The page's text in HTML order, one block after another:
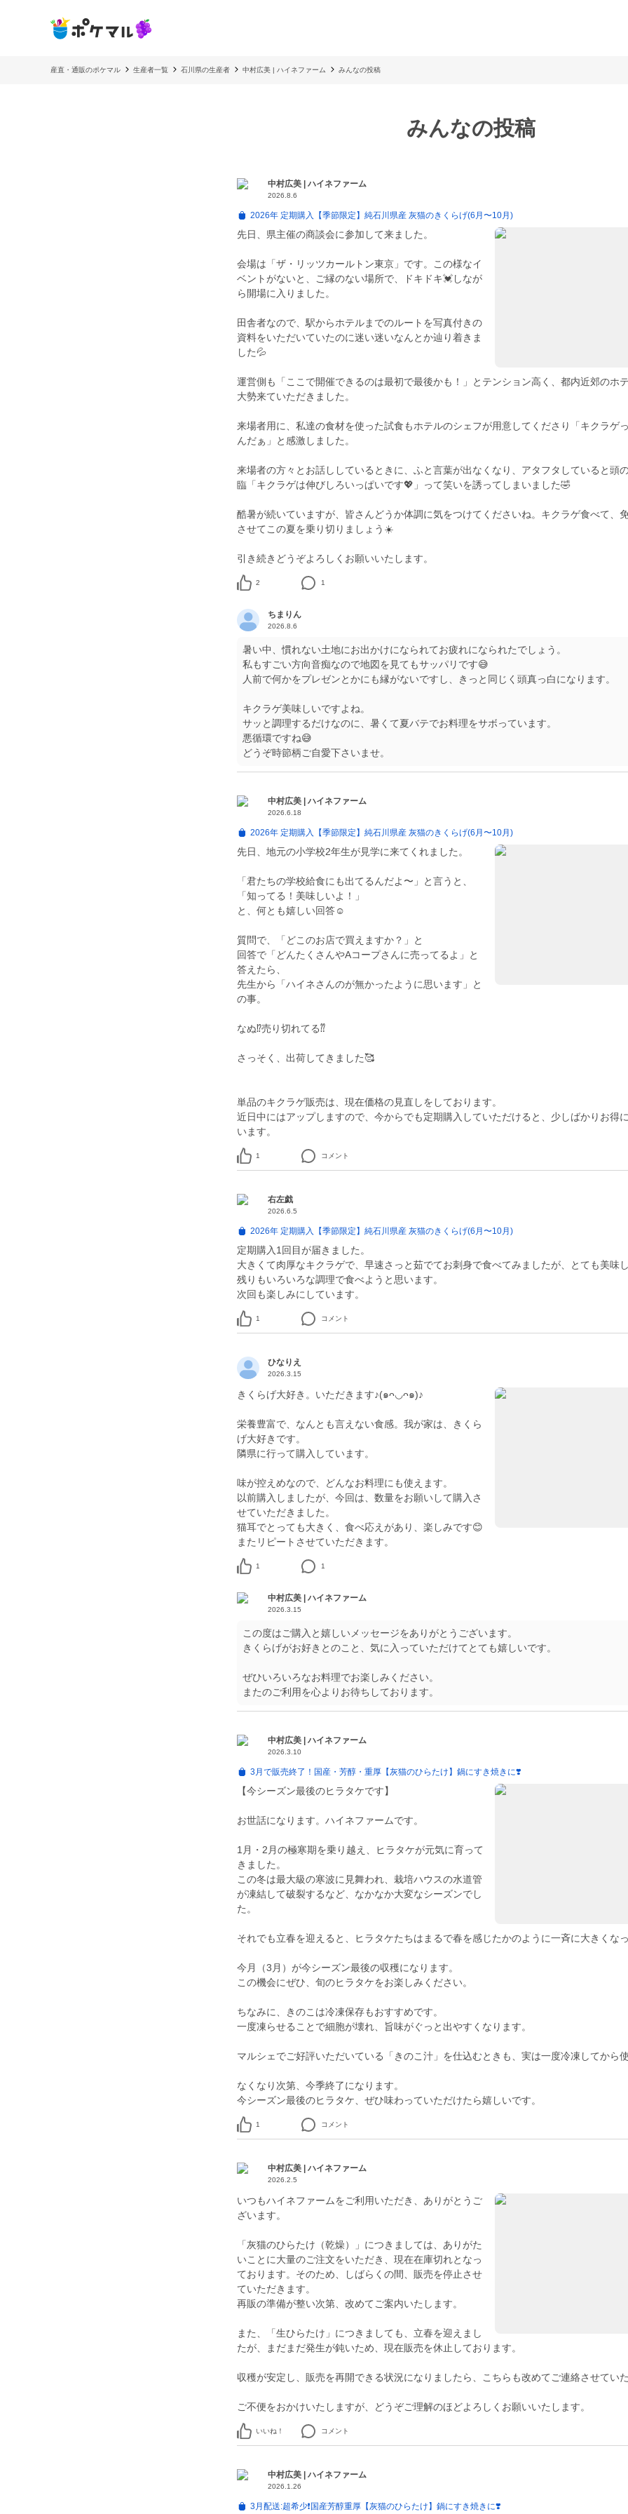
産直・通販のポケマル 生産者一覧 石川県の生産者 中村広美 | ハイネファーム みんなの投稿
みんなの投稿
中村広美 | ハイネファーム
2026.8.6
2026年 定期購入【季節限定】純石川県産 灰猫のきくらげ(6月〜10月)
先日、県主催の商談会に参加して来ました。
会場は「ザ・リッツカールトン東京」です。この様なイ
ベントがないと、ご縁のない場所で、ドキドキ💓しなが
ら開場に入りました。
田舎者なので、駅からホテルまでのルートを写真付きの
資料をいただいていたのに迷い迷いなんとか辿り着きま
した💦
運営側も「ここで開催できるのは最初で最後かも！」とテンション高く、都内近郊のホ
大勢来ていただきました。
来場者用に、私達の食材を使った試食もホテルのシェフが用意してくださり「キクラゲ
んだぁ」と感激しました。
来場者の方々とお話ししているときに、ふと言葉が出なくなり、アタフタしていると頭
臨「キクラゲは伸びしろいっぱいです💖」って笑いを誘ってしまいました🤣
酷暑が続いていますが、皆さんどうか体調に気をつけてくださいね。キクラゲ食べて、
させてこの夏を乗り切りましょう☀️
2 1
ちまりん
2026.8.6
暑い中、慣れない土地にお出かけになられてお疲れになられたでしょう。
私もすごい方向音痴なので地図を見てもサッパリです😅
人前で何かをプレゼンとかにも縁がないですし、きっと同じく頭真っ白になります。
キクラゲ美味しいですよね。
サッと調理するだけなのに、暑くて夏バテでお料理をサボっています。
悪循環ですね😅
どうぞ時節柄ご自愛下さいませ。
中村広美 | ハイネファーム
2026.6.18
2026年 定期購入【季節限定】純石川県産 灰猫のきくらげ(6月〜10月)
先日、地元の小学校2年生が見学に来てくれました。
「君たちの学校給食にも出てるんだよ〜」と言うと、
「知ってる！美味しいよ！」
と、何とも嬉しい回答☺️
質問で、「どこのお店で買えますか？」と
回答で「どんたくさんやAコープさんに売ってるよ」と
答えたら、
先生から「ハイネさんのが無かったように思います」と
の事。
なぬ⁉️売り切れてる⁇
さっそく、出荷してきました🥰
単品のキクラゲ販売は、現在価格の見直しをしております。
近日中にはアップしますので、今からでも定期購入していただけると、少しばかりお得
います。
1 コメント
右左戯
2026.6.5
2026年 定期購入【季節限定】純石川県産 灰猫のきくらげ(6月〜10月)
定期購入1回目が届きました。
大きくて肉厚なキクラゲで、早速さっと茹でてお刺身で食べてみましたが、とても美味
残りもいろいろな調理で食べようと思います。
次回も楽しみにしています。
1 コメント
ひなりえ
2026.3.15
きくらげ大好き。いただきます♪(๑ᴖ◡ᴖ๑)♪
栄養豊富で、なんとも言えない食感。我が家は、きくら
げ大好きです。
隣県に行って購入しています。
味が控えめなので、どんなお料理にも使えます。
以前購入しましたが、今回は、数量をお願いして購入さ
せていただきました。
猫耳でとっても大きく、食べ応えがあり、楽しみです😊
1 1
中村広美 | ハイネファーム
2026.3.15
この度はご購入と嬉しいメッセージをありがとうございます。
きくらげがお好きとのこと、気に入っていただけてとても嬉しいです。
ぜひいろいろなお料理でお楽しみください。
またのご利用を心よりお待ちしております。
中村広美 | ハイネファーム
2026.3.10
3月で販売終了！国産・芳醇・重厚【灰猫のひらたけ】鍋にすき焼きに❣️
【今シーズン最後のヒラタケです】
お世話になります。ハイネファームです。
1月・2月の極寒期を乗り越え、ヒラタケが元気に育って
きました。
この冬は最大級の寒波に見舞われ、栽培ハウスの水道管
が凍結して破裂するなど、なかなか大変なシーズンでし
た。
それでも立春を迎えると、ヒラタケたちはまるで春を感じたかのように一斉に大きくなっ
今月（3月）が今シーズン最後の収穫になります。
この機会にぜひ、旬のヒラタケをお楽しみください。
ちなみに、きのこは冷凍保存もおすすめです。
一度凍らせることで細胞が壊れ、旨味がぐっと出やすくなります。
マルシェでご好評いただいている「きのこ汁」を仕込むときも、実は一度冷凍してから使
なくなり次第、今季終了になります。
今シーズン最後のヒラタケ、ぜひ味わっていただけたら嬉しいです。
1 コメント
中村広美 | ハイネファーム
2026.2.5
いつもハイネファームをご利用いただき、ありがとうご
ざいます。
「灰猫のひらたけ（乾燥）」につきましては、ありがた
いことに大量のご注文をいただき、現在在庫切れとなっ
ております。そのため、しばらくの間、販売を停止させ
ていただきます。
再販の準備が整い次第、改めてご案内いたします。
また、「生ひらたけ」につきましても、立春を迎えまし
たが、まだまだ発生が鈍いため、現在販売を休止しております。
収穫が安定し、販売を再開できる状況になりましたら、こちらも改めてご連絡させていた
いいね！ コメント
中村広美 | ハイネファーム
2026.1.26
3月配送:超希少❗️国産芳醇重厚【灰猫のひらたけ】鍋にすき焼きに❣️